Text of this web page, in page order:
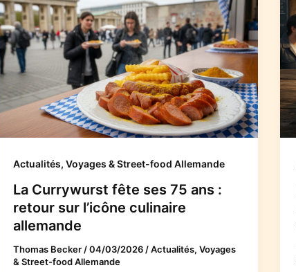
Actualités, Voyages & Street-food Allemande
La Currywurst fête ses 75 ans :
retour sur l’icône culinaire
allemande
Thomas Becker/04/03/2026/Actualités, Voyages
& Street-food Allemande